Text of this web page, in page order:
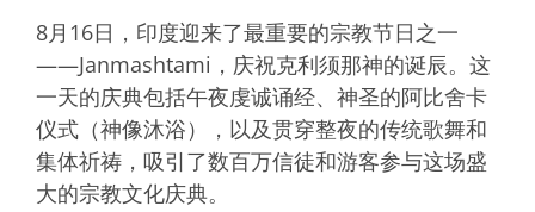
8月16日，印度迎来了最重要的宗教节日之一
——Janmashtami，庆祝克利须那神的诞辰。这
一天的庆典包括午夜虔诚诵经、神圣的阿比舍卡
仪式（神像沐浴），以及贯穿整夜的传统歌舞和
集体祈祷，吸引了数百万信徒和游客参与这场盛
大的宗教文化庆典。